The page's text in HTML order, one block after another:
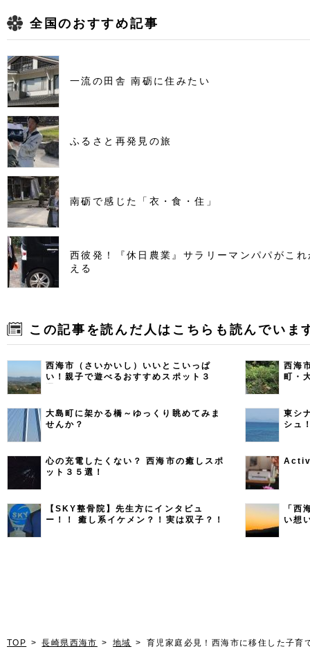
全国のおすすめ記事
一流の田舎 南砺に住みたい
ふるさと再発見の旅
南砺で感じた「衣・食・住」
西彼発！『休日農業』サラリーマンパパがこ
える
この記事を読んだ人はこちらも読んでいま
西海市（さいかいし）いいとこいっぱ
い！親子で遊べるおすすめスポット３
西海
町・
大島町に架かる橋～ゆっくり眺めてみま
せんか？
東シ
シュ
心の充電したくない？ 西海市の癒しスポ
ット３５選！
【SKY整骨院】先生方にインタビュ
ー！！ 癒し系イケメン？！実は双子？！
「西
い想
TOP 長崎県西海市 地域 育児家庭必見！西海市に移住した子育